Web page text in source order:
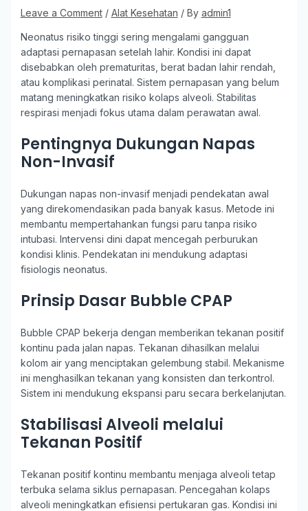
Leave a Comment / Alat Kesehatan / By admin1
Neonatus risiko tinggi sering mengalami gangguan
adaptasi pernapasan setelah lahir. Kondisi ini dapat
disebabkan oleh prematuritas, berat badan lahir rendah,
atau komplikasi perinatal. Sistem pernapasan yang belum
matang meningkatkan risiko kolaps alveoli. Stabilitas
respirasi menjadi fokus utama dalam perawatan awal.
Pentingnya Dukungan Napas
Non-Invasif
Dukungan napas non-invasif menjadi pendekatan awal
yang direkomendasikan pada banyak kasus. Metode ini
membantu mempertahankan fungsi paru tanpa risiko
intubasi. Intervensi dini dapat mencegah perburukan
kondisi klinis. Pendekatan ini mendukung adaptasi
fisiologis neonatus.
Prinsip Dasar Bubble CPAP
Bubble CPAP bekerja dengan memberikan tekanan positif
kontinu pada jalan napas. Tekanan dihasilkan melalui
kolom air yang menciptakan gelembung stabil. Mekanisme
ini menghasilkan tekanan yang konsisten dan terkontrol.
Sistem ini mendukung ekspansi paru secara berkelanjutan.
Stabilisasi Alveoli melalui
Tekanan Positif
Tekanan positif kontinu membantu menjaga alveoli tetap
terbuka selama siklus pernapasan. Pencegahan kolaps
alveoli meningkatkan efisiensi pertukaran gas. Kondisi ini